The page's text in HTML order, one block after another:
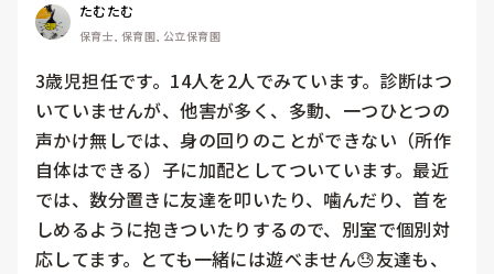
たむたむ
保育士, 保育園, 公立保育園
3歳児担任です。14人を2人でみています。診断はつ
いていませんが、他害が多く、多動、一つひとつの
声かけ無しでは、身の回りのことができない（所作
自体はできる）子に加配としてついています。最近
では、数分置きに友達を叩いたり、噛んだり、首を
しめるように抱きついたりするので、別室で個別対
応してます。とても一緒には遊べません😓友達も、